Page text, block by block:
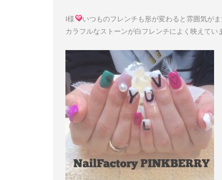
I様
いつものフレンチも形が変わると雰囲気が
カラフルなストーンが白フレンチによく映えてい